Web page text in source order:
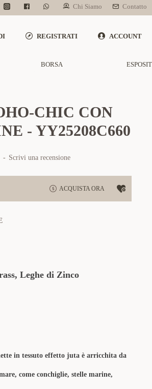
Chi Siamo Contatto
REGISTRATI ACCOUNT
BORSA
CHIC CON
- YY25208C660
- Scrivi una recensione
ACQUISTA ORA
Leghe di Zinco
in tessuto effetto juta è arricchita da
come conchiglie, stelle marine,